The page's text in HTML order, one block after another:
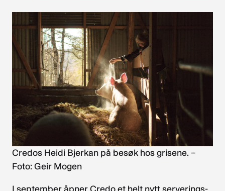
Credos Heidi Bjerkan på besøk hos grisene. –
Foto: Geir Mogen